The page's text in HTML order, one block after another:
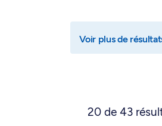
Voir plus de
20 de 43